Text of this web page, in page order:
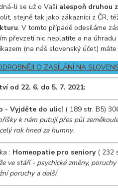
li se už o Vaši alespoň druhou
stejně tak jako zákazníci z ČR,
. V tomto případě odesíláme
převzetí nic neplatíte a na úhradu
(na náš slovenský účet)
O ZASÍLÁNÍ NA
od 22. 6. do 5. 7. 2021:
- Vyjděte do ulic! ( 189 str. B5)
k nám putují přes půl
rok hned za humny.
: Homeopatie pro seniory( 232
ve stáří - psychické změny,
poruchy a další